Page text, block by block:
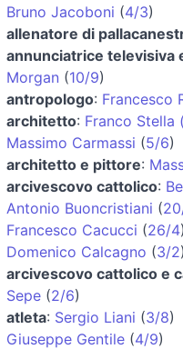
Bruno Jacoboni (4/3)
allenatore di
annunciatrice televisiva
Morgan (10/9)
antropologo: Francesco
architetto: Franco Stella
Massimo Carmassi (5/6)
architetto e pittore:
arcivescovo cattolico:
Antonio Buoncristiani (
Francesco Cacucci (26/4)
Domenico Calcagno (3/2)
arcivescovo cattolico e
Sepe (2/6)
atleta: Sergio Liani (3/8)
Giuseppe Gentile (4/9)